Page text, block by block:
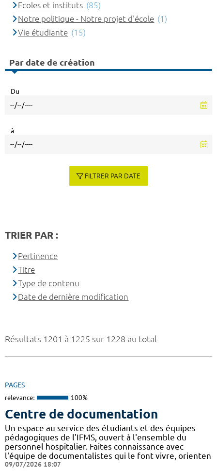
Résultats 1201 à 1225 sur 1228 au total
PAGES
relevance: 100%
Centre de documentation
Un espace au service des étudiants et des équipes
pédagogiques de l'IFMS, ouvert à l'ensemble du
personnel hospitalier. Faites connaissance avec
l'équipe de documentalistes qui le font vivre, orienten
09/07/2026 18:07
Ecoles et instituts (85)
Notre politique - Notre projet d'école (1)
Vie étudiante (15)
Par date de création
Du
à
FILTRER PAR DATE
TRIER PAR :
Pertinence
Titre
Type de contenu
Date de dernière modification